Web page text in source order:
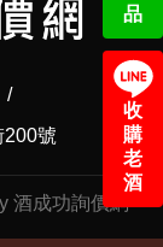
品
收
購
老
酒
/
號
酒成功詢價網